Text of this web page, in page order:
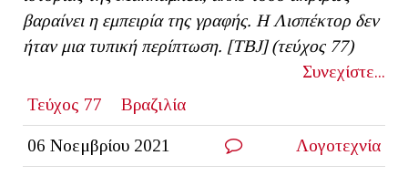
βαραίνει η εμπειρία της γραφής. Η Λισπέκτορ δεν
ήταν μια τυπική περίπτωση. [TBJ] (τεύχος 77)
Συνεχίστε...
Τεύχος 77
Βραζιλία
06 Νοεμβρίου 2021 Λογοτεχνία